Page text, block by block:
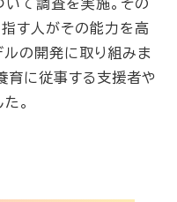
て調査を実施。その
す人がその能力を高
の開発に取り組みま
育に従事する支援者や
。